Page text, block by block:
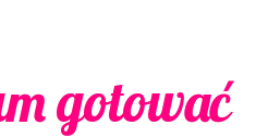
gotować